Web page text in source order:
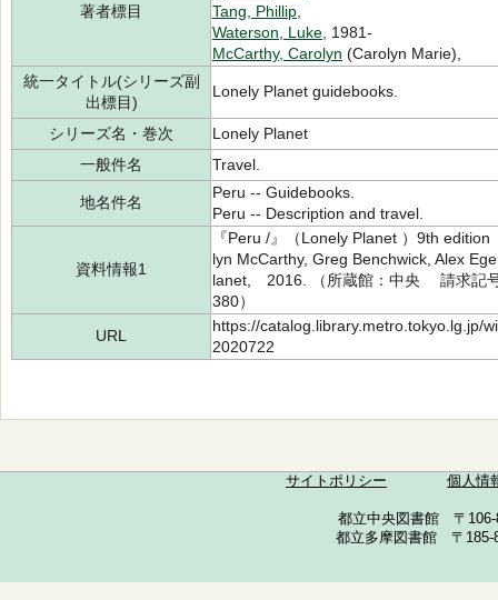
著者標目
Tang, Phillip,
Waterson, Luke, 1981-
McCarthy, Carolyn (Carolyn Marie),
統一タイトル(シリーズ副
出標目)
Lonely Planet guidebooks.
シリーズ名・巻次
Lonely Planet
一般件名
Travel.
地名件名
Peru -- Guidebooks.
Peru -- Description and travel.
資料情報1
『Peru /』（Lonely Planet ）9th
lyn McCarthy, Greg Benchwick, Alex
lanet, 2016. （所蔵館：中央 請求記
380）
URL
https://catalog.library.metro.tokyo.lg.jp/
2020722
サイトポリシー 個人情
都立中央図書館 〒
都立多摩図書館 〒185-